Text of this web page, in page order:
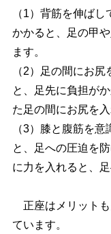
（1）背筋を伸ば
かかると、足の甲
ます。
（2）足の間にお
と、足先に負担が
た足の間にお尻を
（3）膝と腹筋を
と、足への圧迫を
に力を入れると、
正座はメリットも
ています。